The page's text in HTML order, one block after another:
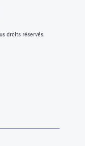
droits réservés.